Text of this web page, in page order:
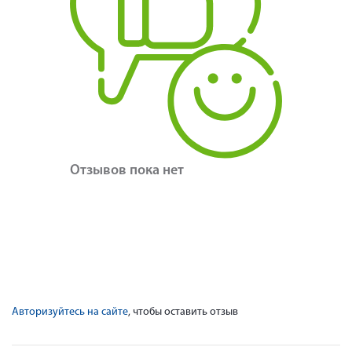
Отзывов пока нет
Авторизуйтесь на сайте, чтобы оставить отзыв